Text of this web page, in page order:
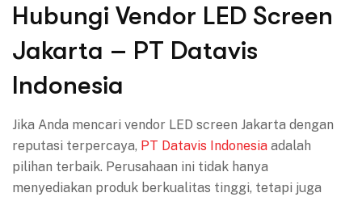
Hubungi Vendor LED Screen
Jakarta – PT Datavis
Indonesia
Jika Anda mencari vendor LED screen Jakarta dengan
reputasi terpercaya, PT Datavis Indonesia adalah
pilihan terbaik. Perusahaan ini tidak hanya
menyediakan produk berkualitas tinggi, tetapi juga